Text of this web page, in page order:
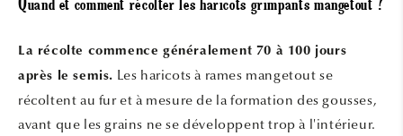
Quand et comment récolter les haricots grimpants mangetout ?
La récolte commence généralement 70 à 100 jours
après le semis. Les haricots à rames mangetout se
récoltent au fur et à mesure de la formation des gousses,
avant que les grains ne se développent trop à l'intérieur.